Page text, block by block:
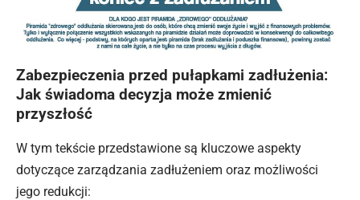
Zabezpieczenia przed pułapkami zadłużenia:
Jak świadoma decyzja może zmienić
przyszłość
W tym tekście przedstawione są kluczowe aspekty
dotyczące zarządzania zadłużeniem oraz możliwości
jego redukcji: